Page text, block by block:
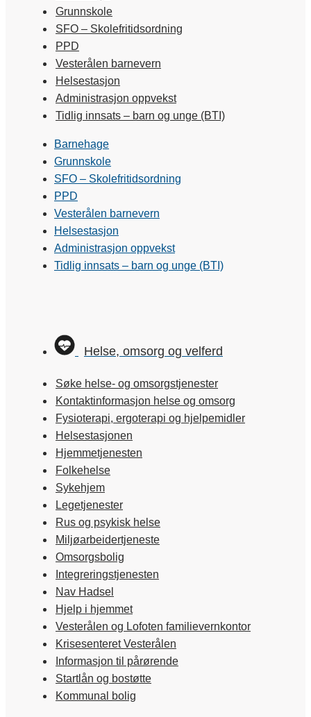
Grunnskole
SFO – Skolefritidsordning
PPD
Vesterålen barnevern
Helsestasjon
Administrasjon oppvekst
Tidlig innsats – barn og unge (BTI)
Barnehage
Grunnskole
SFO – Skolefritidsordning
PPD
Vesterålen barnevern
Helsestasjon
Administrasjon oppvekst
Tidlig innsats – barn og unge (BTI)
Helse, omsorg og velferd
Søke helse- og omsorgstjenester
Kontaktinformasjon helse og omsorg
Fysioterapi, ergoterapi og hjelpemidler
Helsestasjonen
Hjemmetjenesten
Folkehelse
Sykehjem
Legetjenester
Rus og psykisk helse
Miljøarbeidertjeneste
Omsorgsbolig
Integreringstjenesten
Nav Hadsel
Hjelp i hjemmet
Vesterålen og Lofoten familievernkontor
Krisesenteret Vesterålen
Informasjon til pårørende
Startlån og bostøtte
Kommunal bolig